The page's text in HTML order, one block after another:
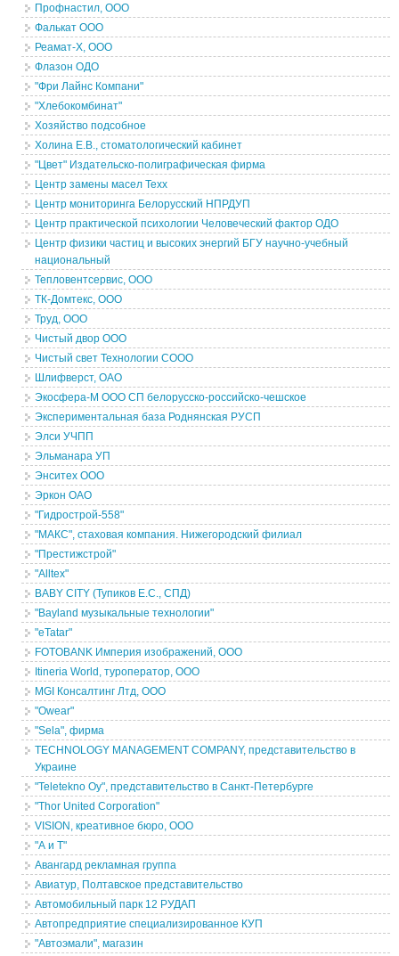
Профнастил, ООО
Фалькат ООО
Реамат-Х, ООО
Флазон ОДО
"Фри Лайнс Компани"
"Хлебокомбинат"
Хозяйство подсобное
Холина Е.В., стоматологический кабинет
"Цвет" Издательско-полиграфическая фирма
Центр замены масел Texx
Центр мониторинга Белорусский НПРДУП
Центр практической психологии Человеческий фактор ОДО
Центр физики частиц и высоких энергий БГУ научно-учебный
национальный
Тепловентсервис, ООО
ТК-Домтекс, ООО
Труд, ООО
Чистый двор ООО
Чистый свет Технологии СООО
Шлифверст, ОАО
Экосфера-М ООО СП белорусско-российско-чешское
Экспериментальная база Роднянская РУСП
Элси УЧПП
Эльманара УП
Энситех ООО
Эркон ОАО
"Гидрострой-558"
"МАКС", стаховая компания. Нижегородский филиал
"Престижстрой"
"Alltex"
BABY CITY (Тупиков Е.С., СПД)
"Bayland музыкальные технологии"
"eTatar"
FOTOBANK Империя изображений, ООО
Itineria World, туроператор, ООО
MGI Консалтинг Лтд, ООО
"Owear"
"Sela", фирма
TECHNOLOGY MANAGEMENT COMPANY, представительство в
Украине
"Teletekno Oy", представительство в Санкт-Петербурге
"Thor United Corporation"
VISION, креативное бюро, ООО
"А и Т"
Авангард рекламная группа
Авиатур, Полтавское представительство
Автомобильный парк 12 РУДАП
Автопредприятие специализированное КУП
"Автоэмали", магазин